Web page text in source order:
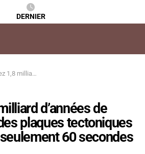
DERNIER
des plaques tectoniques de la Terre en seulement 60 secondes
d’années de
plaques tectoniques
60 secondes